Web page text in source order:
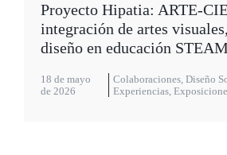
Proyecto Hipatia: ARTE-
integración de artes
diseño en educación
18 de mayo
de 2026
Colaboraciones, Diseño
Experiencias,